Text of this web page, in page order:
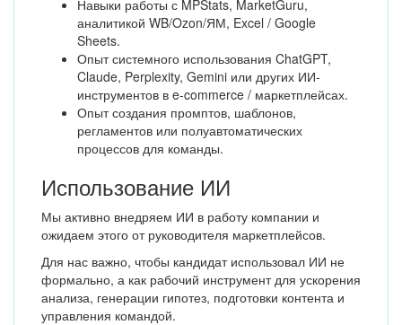
Навыки работы с MPStats, MarketGuru,
аналитикой WB/Ozon/ЯМ, Excel / Google
Sheets.
Опыт системного использования ChatGPT,
Claude, Perplexity, Gemini или других ИИ-
инструментов в e-commerce / маркетплейсах.
Опыт создания промптов, шаблонов,
регламентов или полуавтоматических
процессов для команды.
Использование ИИ
Мы активно внедряем ИИ в работу компании и
ожидаем этого от руководителя маркетплейсов.
Для нас важно, чтобы кандидат использовал ИИ не
формально, а как рабочий инструмент для ускорения
анализа, генерации гипотез, подготовки контента и
управления командой.